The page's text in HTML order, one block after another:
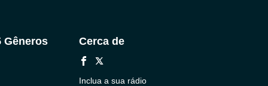
Gêneros Cerca de
Inclua a sua rádio